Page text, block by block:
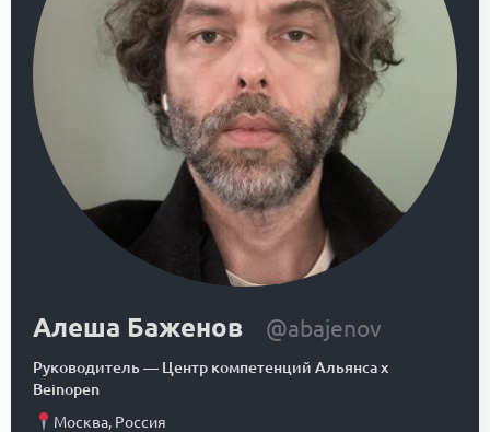
Алеша Баженов @abajenov
Руководитель— Центр компетенций Альянса x
Beinopen
Москва, Россия